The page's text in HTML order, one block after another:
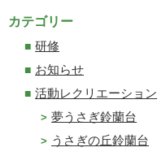
カテゴリー
研修
お知らせ
活動レクリエーション
夢うさぎ鈴蘭台
うさぎの丘鈴蘭台